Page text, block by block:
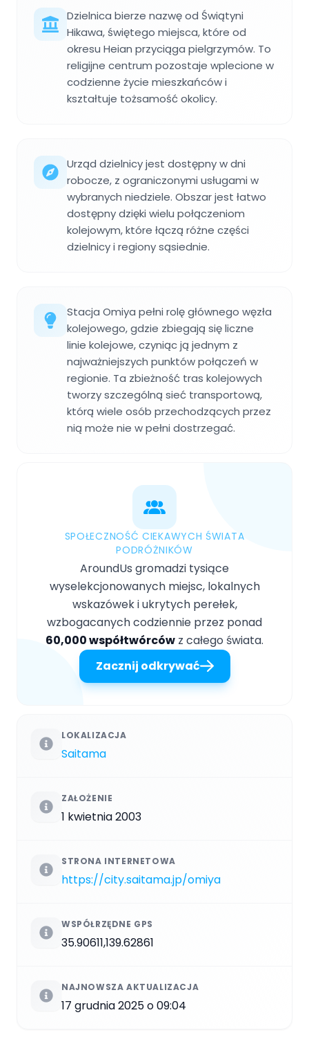
Dzielnica bierze nazwę od Świątyni
Hikawa, świętego miejsca, które od
okresu Heian przyciąga pielgrzymów. To
religijne centrum pozostaje wplecione w
codzienne życie mieszkańców i
kształtuje tożsamość okolicy.
Urząd dzielnicy jest dostępny w dni
robocze, z ograniczonymi usługami w
wybranych niedziele. Obszar jest łatwo
dostępny dzięki wielu połączeniom
kolejowym, które łączą różne części
dzielnicy i regiony sąsiednie.
Stacja Omiya pełni rolę głównego węzła
kolejowego, gdzie zbiegają się liczne
linie kolejowe, czyniąc ją jednym z
najważniejszych punktów połączeń w
regionie. Ta zbieżność tras kolejowych
tworzy szczególną sieć transportową,
którą wiele osób przechodzących przez
nią może nie w pełni dostrzegać.
SPOŁECZNOŚĆ CIEKAWYCH ŚWIATA
PODRÓŻNIKÓW
AroundUs gromadzi tysiące
wyselekcjonowanych miejsc, lokalnych
wskazówek i ukrytych perełek,
wzbogacanych codziennie przez ponad
60,000 współtwórców z całego świata.
Zacznij odkrywać
LOKALIZACJA
Saitama
ZAŁOŻENIE
1 kwietnia 2003
STRONA INTERNETOWA
https://city.saitama.jp/omiya
WSPÓŁRZĘDNE GPS
35.90611,139.62861
NAJNOWSZA AKTUALIZACJA
17 grudnia 2025 o 09:04